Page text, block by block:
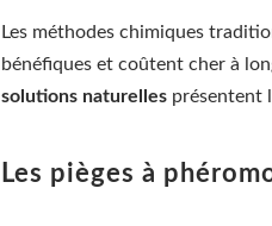
Les méthodes chimiques
bénéfiques et coûtent cher à
solutions naturelles présentent
Les pièges à